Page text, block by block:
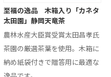
至福の逸品 木箱入り「カネタ
太田園」静岡天竜茶
農林水産大臣賞受賞太田昌孝氏
茶園の厳選茶葉を使用。木箱に
納め紙袋付きで贈答用に最適な